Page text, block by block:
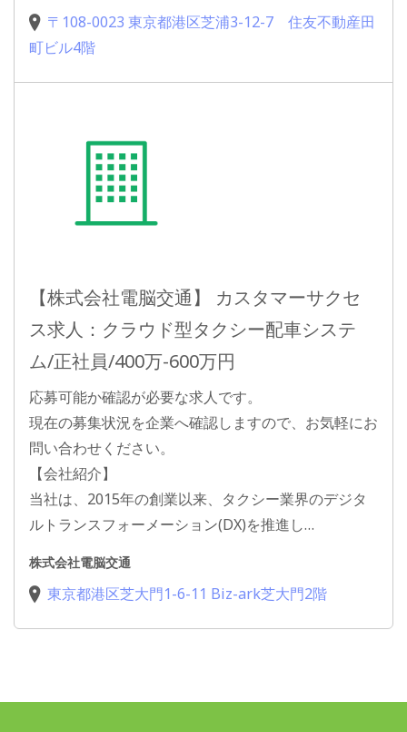
〒108-0023 東京都港区芝浦3-12-7 住友不動産田
町ビル4階
【株式会社電脳交通】 カスタマーサクセ
ス求人：クラウド型タクシー配車システ
ム/正社員/400万-600万円
応募可能か確認が必要な求人です。
現在の募集状況を企業へ確認しますので、お気軽にお
問い合わせください。
【会社紹介】
当社は、2015年の創業以来、タクシー業界のデジタ
ルトランスフォーメーション(DX)を推進し…
株式会社電脳交通
東京都港区芝大門1-6-11 Biz-ark芝大門2階